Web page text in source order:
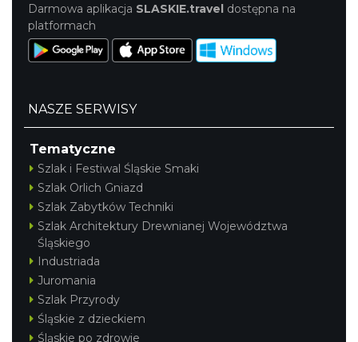
Darmowa aplikacja SLASKIE.travel dostępna na
platformach
NASZE SERWISY
Tematyczne
Szlak i Festiwal Śląskie Smaki
Szlak Orlich Gniazd
Szlak Zabytków Techniki
Szlak Architektury Drewnianej Województwa
Śląskiego
Industriada
Juromania
Szlak Przyrody
Śląskie z dzieckiem
Śląskie po zdrowie